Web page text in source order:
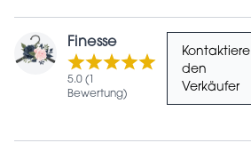
Finesse
5.0 (1
Bewertung)
Kontaktiere
den
Verkäufer